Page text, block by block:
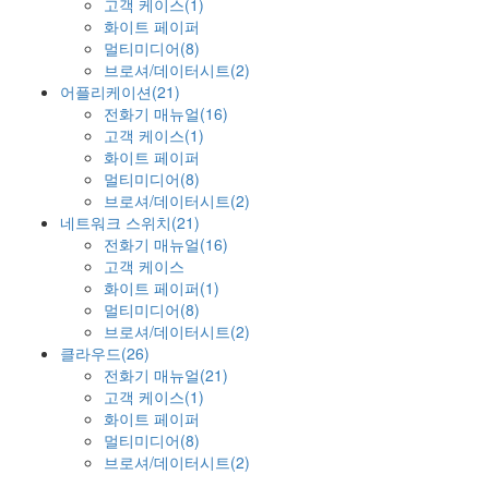
화이트 페이퍼
멀티미디어(8)
브로셔/데이터시트(2)
어플리케이션(21)
전화기 매뉴얼(16)
고객 케이스(1)
화이트 페이퍼
멀티미디어(8)
브로셔/데이터시트(2)
네트워크 스위치(21)
전화기 매뉴얼(16)
고객 케이스
화이트 페이퍼(1)
멀티미디어(8)
브로셔/데이터시트(2)
클라우드(26)
전화기 매뉴얼(21)
고객 케이스(1)
화이트 페이퍼
멀티미디어(8)
브로셔/데이터시트(2)